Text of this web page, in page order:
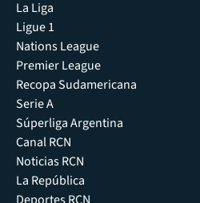
La Liga
Ligue 1
Nations League
Premier League
Recopa Sudamericana
Serie A
Súperliga Argentina
Canal RCN
Noticias RCN
La República